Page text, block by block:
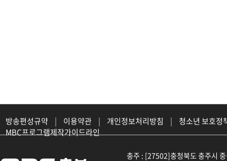
방송편성규약 | 이용약관 | 개인정보처리방침 |
청소년 보호정
MBC프로그램제작가이드라인
충주 : [27502]충청북도 충주시